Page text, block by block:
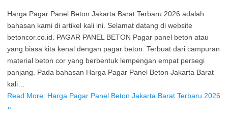
Harga Pagar Panel Beton Jakarta Barat Terbaru 2026 adalah
bahasan kami di artikel kali ini. Selamat datang di website
betoncor.co.id. PAGAR PANEL BETON Pagar panel beton atau
yang biasa kita kenal dengan pagar beton. Terbuat dari campuran
material beton cor yang berbentuk lempengan empat persegi
panjang. Pada bahasan Harga Pagar Panel Beton Jakarta Barat
kali…
Read More: Harga Pagar Panel Beton Jakarta Barat Terbaru 2026
»